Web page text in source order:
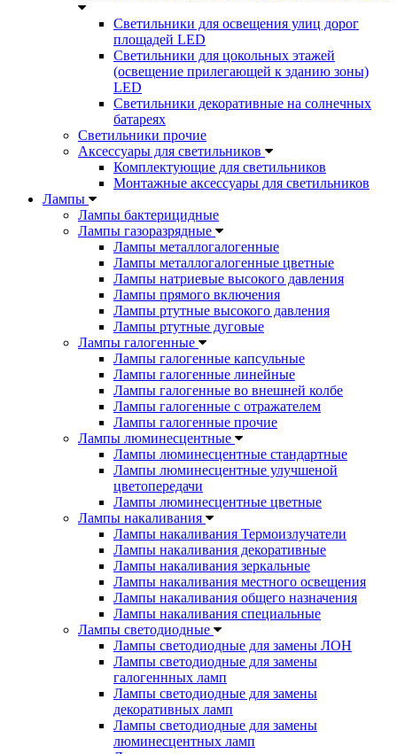
Светильники для освещения улиц дорог
площадей LED
Светильники для цокольных этажей
(освещение прилегающей к зданию зоны)
LED
Светильники декоративные на солнечных
батареях
Светильники прочие
Аксессуары для светильников
Комплектующие для светильников
Монтажные аксессуары для светильников
Лампы
Лампы бактерицидные
Лампы газоразрядные
Лампы металлогалогенные
Лампы металлогалогенные цветные
Лампы натриевые высокого давления
Лампы прямого включения
Лампы ртутные высокого давления
Лампы ртутные дуговые
Лампы галогенные
Лампы галогенные капсульные
Лампы галогенные линейные
Лампы галогенные во внешней колбе
Лампы галогенные с отражателем
Лампы галогенные прочие
Лампы люминесцентные
Лампы люминесцентные стандартные
Лампы люминесцентные улучшеной
цветопередачи
Лампы люминесцентные цветные
Лампы накаливания
Лампы накаливания Термоизлучатели
Лампы накаливания декоративные
Лампы накаливания зеркальные
Лампы накаливания местного освещения
Лампы накаливания общего назначения
Лампы накаливания специальные
Лампы светодиодные
Лампы светодиодные для замены ЛОН
Лампы светодиодные для замены
галогеннных ламп
Лампы светодиодные для замены
декоративных ламп
Лампы светодиодные для замены
люминесцентных ламп